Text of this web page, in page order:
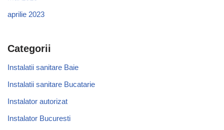
aprilie 2023
Categorii
Instalatii sanitare Baie
Instalatii sanitare Bucatarie
Instalator autorizat
Instalator Bucuresti